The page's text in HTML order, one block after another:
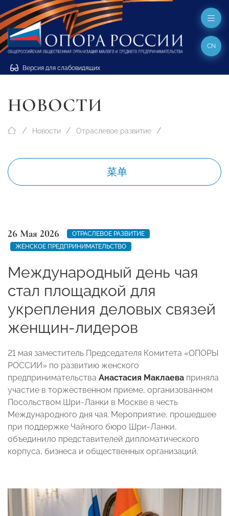
Версия для слабовидящих
CN
НОВОСТИ
Новости Отраслевое развитие
菜单
26 Мая 2026
ОТРАСЛЕВОЕ РАЗВИТИЕ
ЖЕНСКОЕ ПРЕДПРИНИМАТЕЛЬСТВО
Международный день чая
стал площадкой для
укрепления деловых связей
женщин-лидеров
21 мая заместитель Председателя Комитета «ОПОРЫ
РОССИИ» по развитию женского
предпринимательства Анастасия Маклаева приняла
участие в торжественном приеме, организованном
Посольством Шри-Ланки в Москве в честь
Международного дня чая. Мероприятие, прошедшее
при поддержке Чайного бюро Шри-Ланки,
объединило представителей дипломатического
корпуса, бизнеса и общественных организаций.